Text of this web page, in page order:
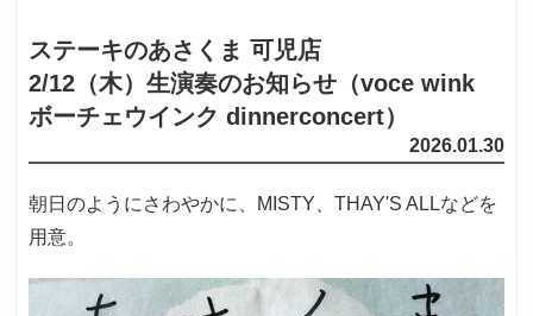
メニュー
会社情報
会社概要
IR情報
お問い合わせ
採用情報
ステーキのあさくま 可児店
2/12（木）生演奏のお知らせ（voce wink
ボーチェウインク dinnerconcert）
2026.01.30
朝日のようにさわやかに、MISTY、THAY'S ALLなどを
用意。